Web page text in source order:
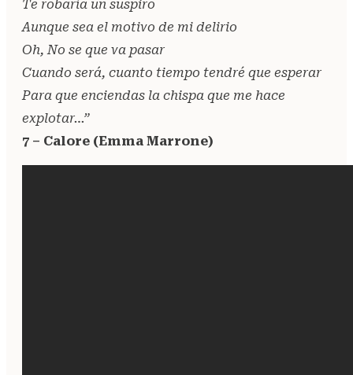
Te robaría un suspiro
Aunque sea el motivo de mi delirio
Oh, No se que va pasar
Cuando será, cuanto tiempo tendré que esperar
Para que enciendas la chispa que me hace
explotar…”
7 – Calore (Emma Marrone)